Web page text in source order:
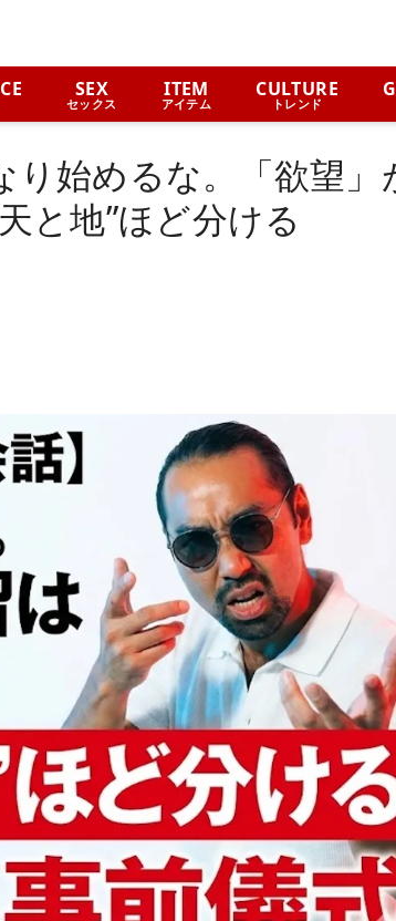
SEX
セックス
ITEM
アイテム
CULTURE
トレンド
り始めるな。「欲望」
と地”ほど分ける